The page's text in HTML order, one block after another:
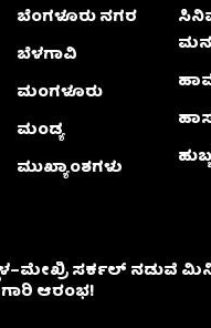
ಬೆಂಗಳೂರು ನಗರ
ಬೆಳಗಾವಿ
ಮಂಗಳೂರು
ಮಂಡ್ಯ
ಮುಖ್ಯಾಂಶಗಳು
ಸರ್ಕಲ್ ನಡುವೆ
ಆರಂಭ!